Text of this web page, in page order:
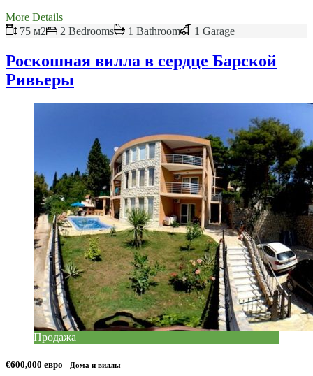
More Details
75 м2
2 Bedrooms 1 Bathroom 1 Garage
Роскошная вилла в сердце Барской
Ривьеры
Продажа
€600,000 евро - Дома и виллы